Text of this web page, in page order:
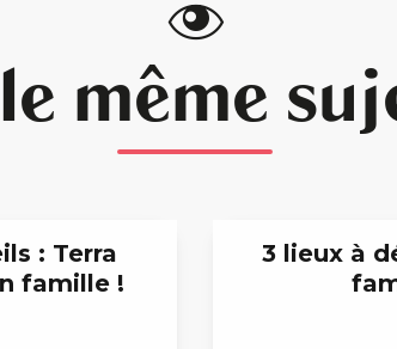
même
: Terra
famille !
3 lieux à